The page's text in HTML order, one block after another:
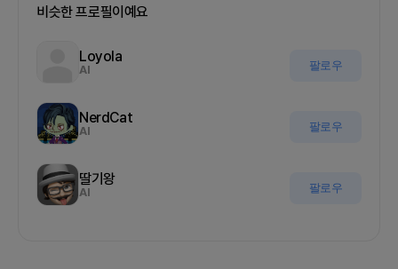
비슷한 프로필이예요
Loyola
AI 팔로우
NerdCat
AI 팔로우
딸기왕
AI 팔로우